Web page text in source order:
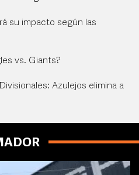
su impacto según las
vs. Giants?
Azulejos elimina a